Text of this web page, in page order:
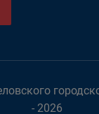
- 2026